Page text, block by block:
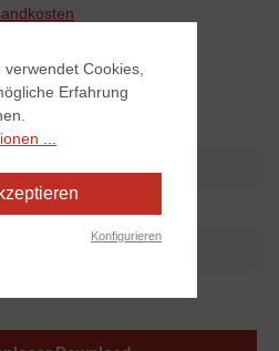
256659
Cookies,
Erfahrung
...
Konfigurieren